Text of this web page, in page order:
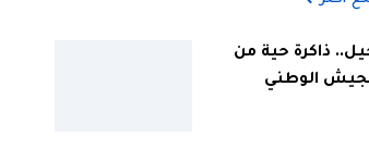
ذاكرة حية من
الوطني